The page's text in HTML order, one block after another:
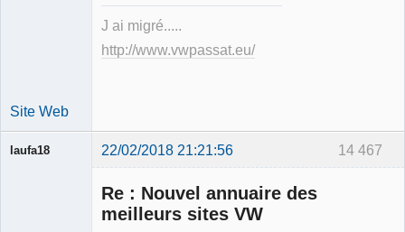
J ai migré.....
http://www.vwpassat.eu/
Site Web
14 467
laufa18 22/02/2018 21:21:56
Re : Nouvel annuaire des
meilleurs sites VW